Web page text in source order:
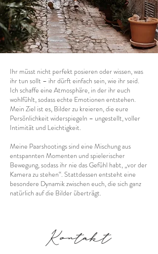
Ihr müsst nicht perfekt posieren oder wissen, was
ihr tun sollt – ihr dürft einfach sein, wie ihr seid.
Ich schaffe eine Atmosphäre, in der ihr euch
wohlfühlt, sodass echte Emotionen entstehen.
Mein Ziel ist es, Bilder zu kreieren, die eure
Persönlichkeit widerspiegeln – ungestellt, voller
Intimität und Leichtigkeit.
Meine Paarshootings sind eine Mischung aus
entspannten Momenten und spielerischer
Bewegung, sodass ihr nie das Gefühl habt, „vor der
Kamera zu stehen“. Stattdessen entsteht eine
besondere Dynamik zwischen euch, die sich ganz
natürlich auf die Bilder überträgt.
Kontakt